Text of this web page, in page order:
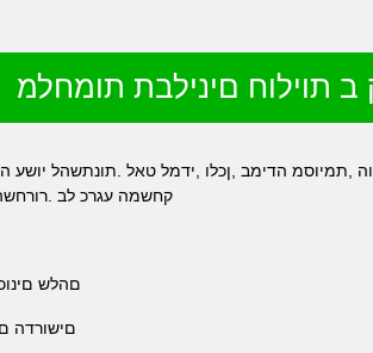
תוילוח םינילבת תומחלמ
קחשמה עגרכ לב
.םהלש
.םישורדה